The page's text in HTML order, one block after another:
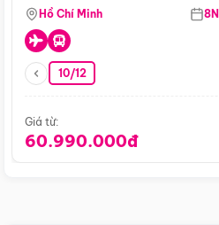
Hồ Chí Minh
10/12
Giá từ:
60.990.000đ